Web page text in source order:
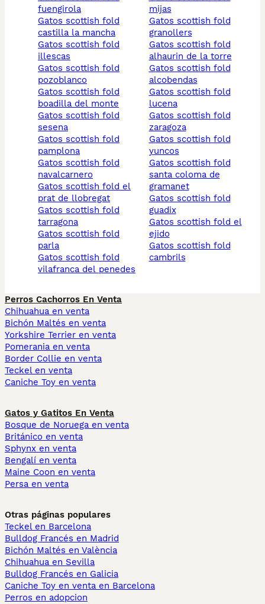
fuengirola
gatos scottish fold
castilla la mancha
gatos scottish fold
illescas
gatos scottish fold
pozoblanco
gatos scottish fold
boadilla del monte
gatos scottish fold
sesena
gatos scottish fold
pamplona
gatos scottish fold
navalcarnero
gatos scottish fold el
prat de llobregat
gatos scottish fold
tarragona
gatos scottish fold
parla
gatos scottish fold
vilafranca del penedes
mijas
gatos scottish fold
granollers
gatos scottish fold
alhaurin de la torre
gatos scottish fold
alcobendas
gatos scottish fold
lucena
gatos scottish fold
zaragoza
gatos scottish fold
yuncos
gatos scottish fold
santa coloma de
gramanet
gatos scottish fold
guadix
gatos scottish fold el
ejido
gatos scottish fold
cambrils
Perros Cachorros En Venta
Chihuahua en venta
Bichón Maltés en venta
Yorkshire Terrier en venta
Pomerania en venta
Border Collie en venta
Teckel en venta
Caniche Toy en venta
Gatos y Gatitos En Venta
Bosque de Noruega en venta
Británico en venta
Sphynx en venta
Bengalí en venta
Maine Coon en venta
Persa en venta
Otras páginas populares
Teckel en Barcelona
Bulldog Francés en Madrid
Bichón Maltés en València
Chihuahua en Sevilla
Bulldog Francés en Galicia
Caniche Toy en venta en Barcelona
Perros en adopcion